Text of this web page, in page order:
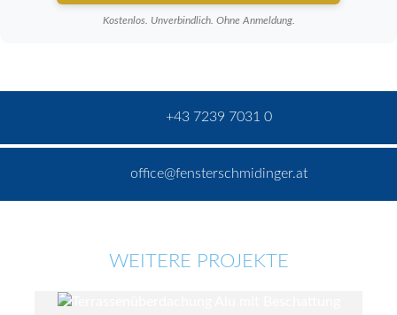
Kostenlos. Unverbindlich. Ohne Anmeldung.
+43 7239 7031 0
office@fensterschmidinger.at
WEITERE PROJEKTE